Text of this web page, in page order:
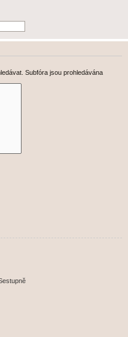
Subfóra jsou prohledávána